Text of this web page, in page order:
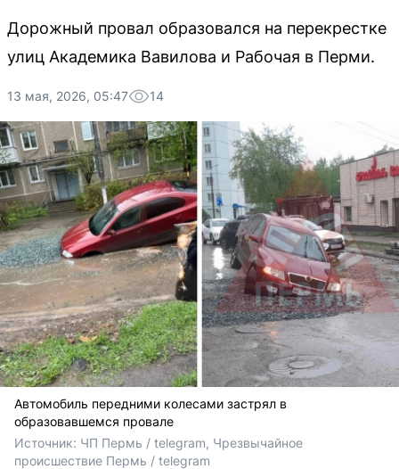
Дорожный провал образовался на перекрестке
улиц Академика Вавилова и Рабочая в Перми.
13 мая, 2026, 05:47 14
Автомобиль передними колесами застрял в
образовавшемся провале
Источник: ЧП Пермь / telegram, Чрезвычайное
происшествие Пермь / telegram